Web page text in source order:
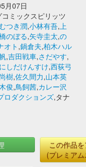
月07日
ミックスピリッツ
つき潤,小林有吾,上
のぼる,矢寺圭太,の
オト ,鍋倉夫,柏木ハル
,吉田戦車,さだやす,
にしだけんすけ,西荻弓
樹,佐久間力,山本英
俊,鳥飼茜,カレー沢
ロダクションズ,タナ
この作品
(プレミア